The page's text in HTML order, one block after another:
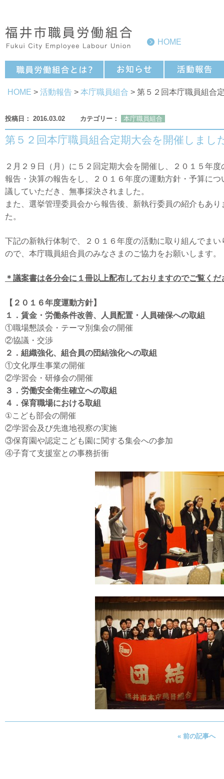
HOME
HOME > 活動報告 > 本庁職員組合 > 第５２回本庁職員組合
2016.03.02 本庁職員組合
第５２回本庁職員組合定期大会を開催しまし
２月２９日（月）に５２回定期大会を開催し、２０１５年度
報告・決算の報告をし、２０１６年度の運動方針・予算につ
議していただき、無事採決されました。
また、選挙管理委員会から報告後、新執行委員の紹介もあり
た。
下記の新執行体制で、２０１６年度の活動に取り組んでまい
ので、本庁職員組合員のみなさまのご協力をお願いします。
＊議案書は各分会に１冊以上配布しておりますのでご覧くだ
【２０１６年度運動方針】
１． 賃金・労働条件改善、人員配置・人員確保への取組
①職場懇談会・テーマ別集会の開催
②協議・交渉
２．組織強化、組合員の団結強化への取組
①文化厚生事業の開催
②学習会・研修会の開催
３．労働安全衛生確立への取組
４．保育職場における取組
①こども部会の開催
②学習会及び先進地視察の実施
③保育園や認定こども園に関する集会への参加
④子育て支援室との事務折衝
« 前の記事へ